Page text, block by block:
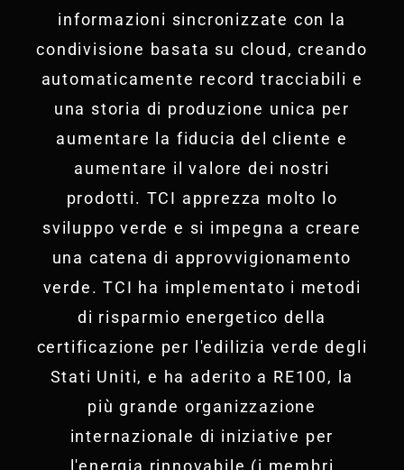
informazioni sincronizzate con la
condivisione basata su cloud, creando
automaticamente record tracciabili e
una storia di produzione unica per
aumentare la fiducia del cliente e
aumentare il valore dei nostri
prodotti. TCI apprezza molto lo
sviluppo verde e si impegna a creare
una catena di approvvigionamento
verde. TCI ha implementato i metodi
di risparmio energetico della
certificazione per l'edilizia verde degli
Stati Uniti, e ha aderito a RE100, la
più grande organizzazione
internazionale di iniziative per
l'energia rinnovabile (i membri